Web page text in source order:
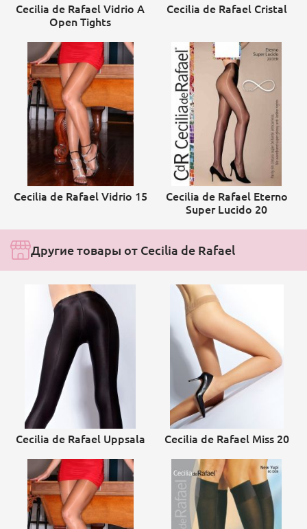
Cecilia de Rafael Vidrio A
Open Tights
Cecilia de Rafael Cristal
Cecilia de Rafael Vidrio 15
Cecilia de Rafael Eterno
Super Lucido 20
Другие товары от Cecilia de Rafael
Cecilia de Rafael Uppsala Cecilia de Rafael Miss 20